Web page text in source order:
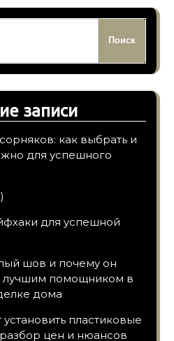
записи
как выбрать и
для успешного
для успешной
шов и почему он
лучшим помощником в
дома
установить пластиковые
цен и нюансов